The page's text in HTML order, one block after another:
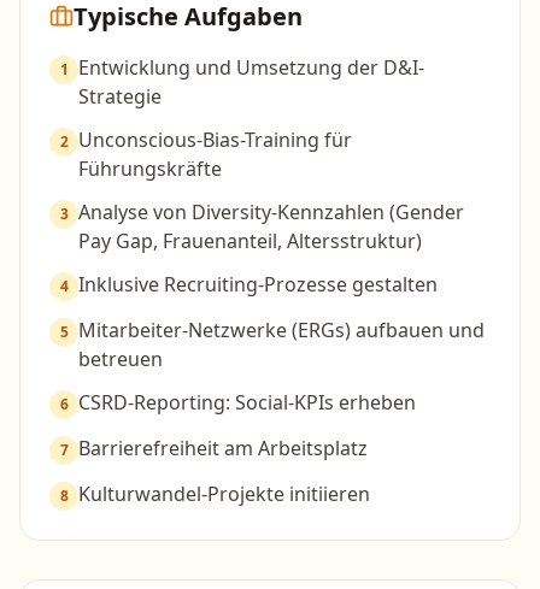
Typische Aufgaben
1
Entwicklung und Umsetzung der D&I-
Strategie
2 Unconscious-Bias-Training für
Führungskräfte
3 Analyse von Diversity-Kennzahlen (Gender
Pay Gap, Frauenanteil, Altersstruktur)
4 Inklusive Recruiting-Prozesse gestalten
5 Mitarbeiter-Netzwerke (ERGs) aufbauen und
betreuen
6 CSRD-Reporting: Social-KPIs erheben
7 Barrierefreiheit am Arbeitsplatz
8 Kulturwandel-Projekte initiieren